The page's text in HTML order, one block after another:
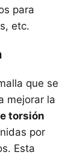
para
etc.
que se
mejorar la
torsión
por
Esta